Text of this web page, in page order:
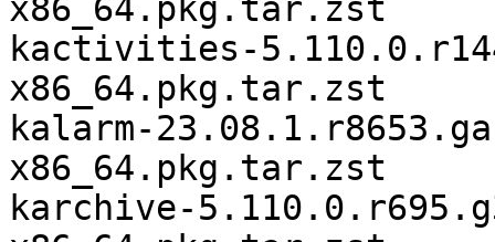
x86_64.pkg.tar.zst
kactivities-
x86_64.pkg.tar.zst
kalarm-
x86_64.pkg.tar.zst
karchive-